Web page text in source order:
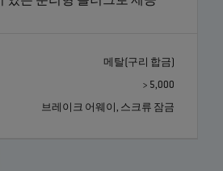
메탈(구리 합금)
> 5,000
브레이크 어웨이, 스크류 잠금